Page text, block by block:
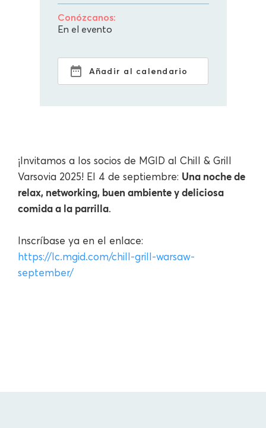
Conózcanos:
En el evento
¡Invitamos a los socios de MGID al Chill & Grill
Varsovia 2025! El 4 de septiembre: Una noche de
relax, networking, buen ambiente y deliciosa
comida a la parrilla.
Inscríbase ya en el enlace:
https://lc.mgid.com/chill-grill-warsaw-
september/
Añadir al calendario